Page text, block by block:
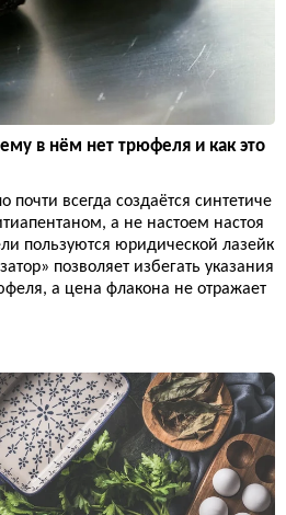
в нём нет трюфеля и как это
всегда создаётся синтетиче
а не настоем настоя
пользуются юридической лазейк
позволяет избегать указания
а цена флакона не отражает